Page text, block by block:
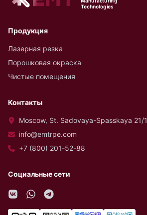
Technologies
Продукция
Лазерная резка
Порошковая окраска
Чистые помещения
Контакты
Moscow, St. Sadovaya-Spasskaya 21/1
info@emtrpe.com
+7 (800) 201-52-88
Социальные сети